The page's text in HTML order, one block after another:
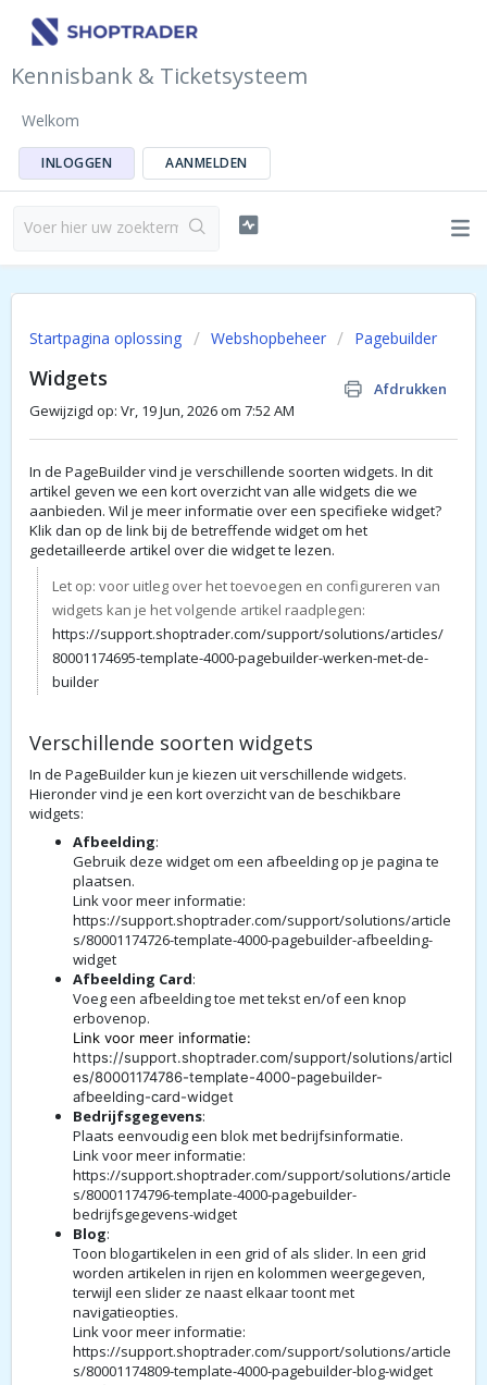
Kennisbank & Ticketsysteem
Welkom
INLOGGEN AANMELDEN
Startpagina oplossing Webshopbeheer Pagebuilder
Widgets
Afdrukken
Gewijzigd op: Vr, 19 Jun, 2026 om 7:52 AM
In de PageBuilder vind je verschillende soorten widgets. In dit
artikel geven we een kort overzicht van alle widgets die we
aanbieden. Wil je meer informatie over een specifieke widget?
Klik dan op de link bij de betreffende widget om het
gedetailleerde artikel over die widget te lezen.
Let op: voor uitleg over het toevoegen en configureren van
widgets kan je het volgende artikel raadplegen:
https://support.shoptrader.com/support/solutions/articles/
80001174695-template-4000-pagebuilder-werken-met-de-
builder
Verschillende soorten widgets
In de PageBuilder kun je kiezen uit verschillende widgets.
Hieronder vind je een kort overzicht van de beschikbare
widgets:
Afbeelding:
Gebruik deze widget om een afbeelding op je pagina te
plaatsen.
Link voor meer informatie:
https://support.shoptrader.com/support/solutions/article
s/80001174726-template-4000-pagebuilder-afbeelding-
widget
Afbeelding Card:
Voeg een afbeelding toe met tekst en/of een knop
erbovenop.
Link voor meer informatie:
https://support.shoptrader.com/support/solutions/articl
es/80001174786-template-4000-pagebuilder-
afbeelding-card-widget
Bedrijfsgegevens:
Plaats eenvoudig een blok met bedrijfsinformatie.
Link voor meer informatie:
https://support.shoptrader.com/support/solutions/article
s/80001174796-template-4000-pagebuilder-
bedrijfsgegevens-widget
Blog:
Toon blogartikelen in een grid of als slider. In een grid
worden artikelen in rijen en kolommen weergegeven,
terwijl een slider ze naast elkaar toont met
navigatieopties.
Link voor meer informatie:
https://support.shoptrader.com/support/solutions/article
s/80001174809-template-4000-pagebuilder-blog-widget